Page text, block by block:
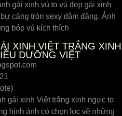
gái xinh vú to vú đẹp gái xinh
căng tròn sexy dâm đãng. Ảnh
bóp vú kích thích
XINH VIỆT TRẮNG XINH
DƯỠNG VIỆT
gái xinh Việt trắng xinh ngực to
hình ảnh có chọn lọc về những